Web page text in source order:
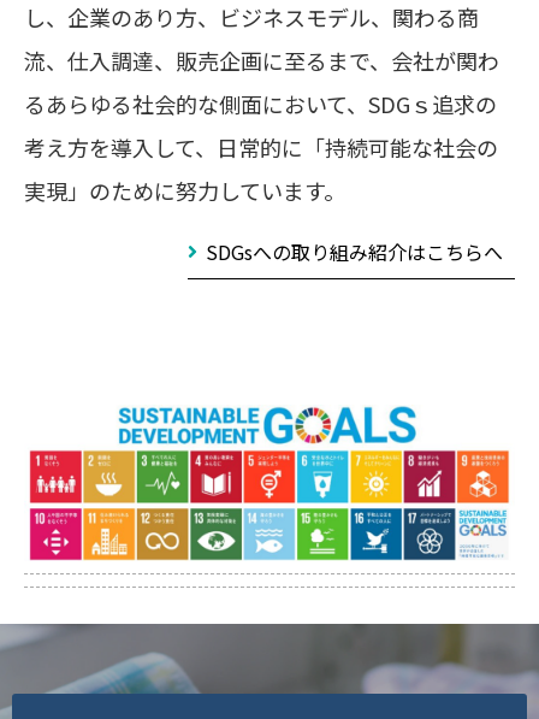
し、企業のあり方、ビジネスモデル、関わる商
流、仕入調達、販売企画に至るまで、会社が関わ
るあらゆる社会的な側面において、SDGｓ追求の
考え方を導入して、日常的に「持続可能な社会の
実現」のために努力しています。
SDGsへの取り組み紹介はこちらへ